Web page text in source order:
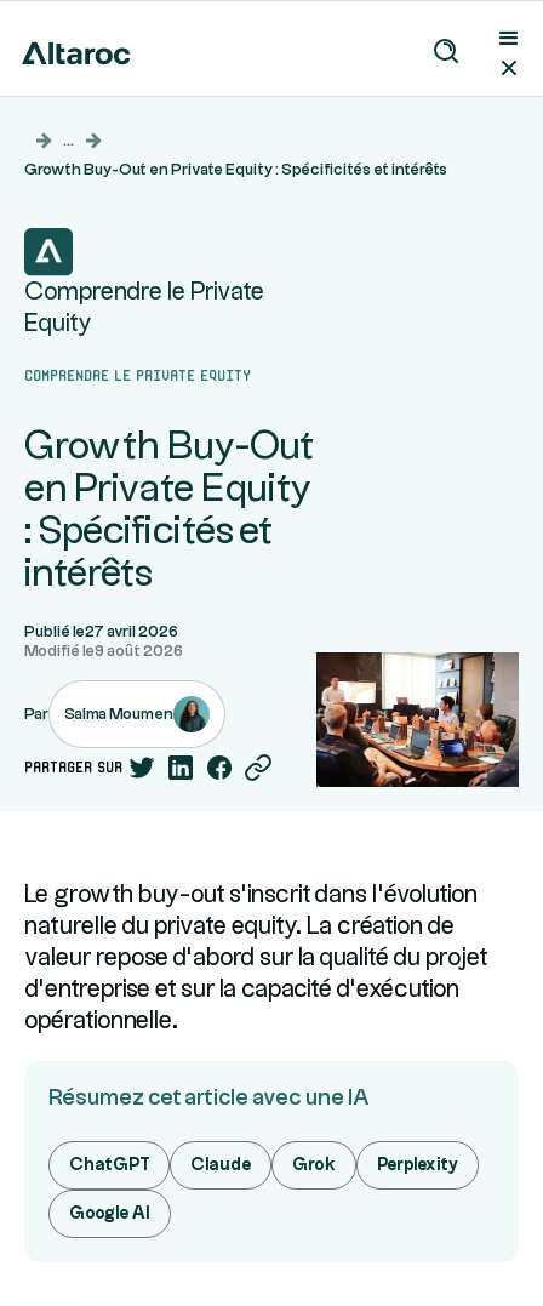
...
Growth Buy-Out en Private Equity : Spécificités et intérêts
Comprendre le Private
Equity
Comprendre le Private Equity
Growth Buy-Out
en Private Equity
: Spécificités et
intérêts
Publié le27 avril 2026
Modifié le9 août 2026
Par Salma Moumen
partager sur
Le growth buy-out s’inscrit dans l’évolution
naturelle du private equity. La création de
valeur repose d’abord sur la qualité du projet
d’entreprise et sur la capacité d’exécution
opérationnelle.
Résumez cet article avec une IA
ChatGPT Claude Grok Perplexity
Google AI